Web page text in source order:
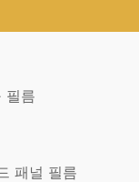
필름
패널 필름